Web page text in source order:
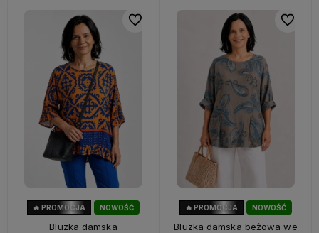
NOWOŚĆ
🔥 PROMOCJA
Bluzka damska
Do ulubionych
NOWOŚĆ
OKAZJA
🔥 PROMOCJA
Bluzka damska beżowa we
Do